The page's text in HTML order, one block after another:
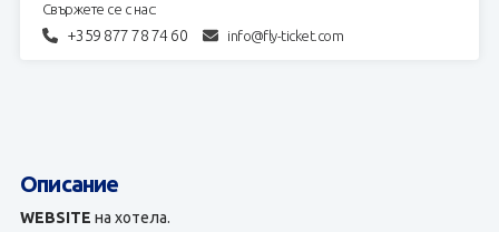
Свържете се с нас:
+359 877 78 74 60 info@fly-ticket.com
Описание
WEBSITE на хотела.